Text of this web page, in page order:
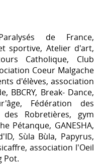
de France,
sportive, Atelier d'art,
Catholique, Club
Coeur Malgache
d'élèves, association
BBCRY, Break- Dance,
Fédération des
des Robretières, gym
Pétanque, GANESHA,
Sùla Bùla, Papyrus,
association l'Oeil
Pot.